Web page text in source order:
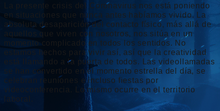
La presente crisis del Coronavirus nos está poniendo
en situaciones que nunca antes habíamos vivido. La
absoluta desaparición del contacto físico, más allá de
aquellos que viven con nosotros, nos sitúa en un
momento complicado en todos los sentidos. No
estamos hechos para vivir así, así que la creatividad
está llamando a la puerta de todos. Las videollamadas
se han convertido en el momento estrella del día, se
celebran reuniones e incluso fiestas por
videoconferencia. Lo mismo ocurre en el territorio
laboral.